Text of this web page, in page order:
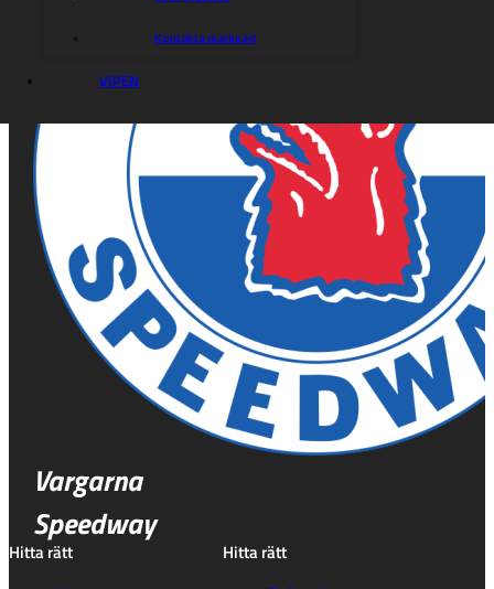
Kontakta marknad
VIPEN
Vargarna
Speedway
Hitta rätt Hitta rätt